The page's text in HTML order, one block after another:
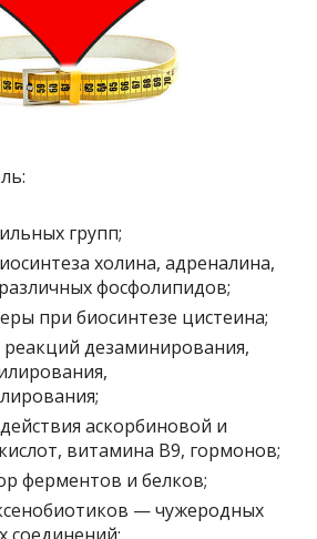
групп;
холина, адреналина,
фосфолипидов;
при биосинтезе цистеина;
дезаминирования,
аскорбиновой и
витамина В9, гормонов;
ферментов и белков;
— чужеродных